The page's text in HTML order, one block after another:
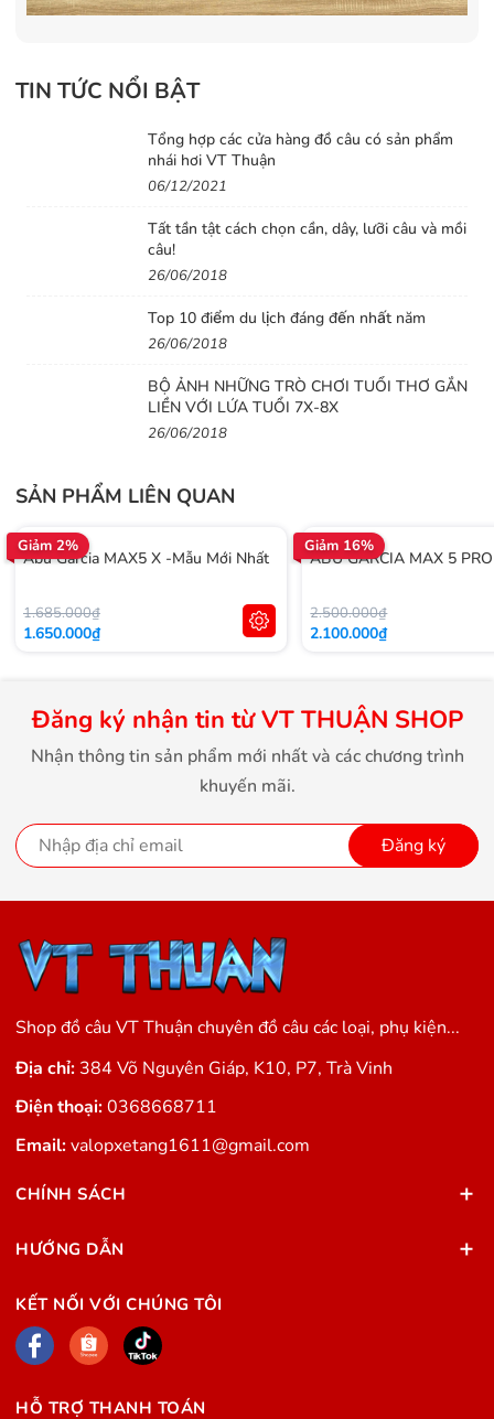
TIN TỨC NỔI BẬT
Tổng hợp các cửa hàng đồ câu có sản phẩm
nhái hơi VT Thuận
06/12/2021
Tất tần tật cách chọn cần, dây, lưỡi câu và mồi
câu!
26/06/2018
Top 10 điểm du lịch đáng đến nhất năm
26/06/2018
BỘ ẢNH NHỮNG TRÒ CHƠI TUỔI THƠ GẮN
LIỀN VỚI LỨA TUỔI 7X-8X
26/06/2018
SẢN PHẨM LIÊN QUAN
Giảm 2%
Abu Garcia MAX5 X -Mẫu Mới Nhất
1.685.000₫
1.650.000₫
Giảm 16%
ABU GARCIA MAX 5 PRO
2.500.000₫
2.100.000₫
Đăng ký nhận tin từ VT THUẬN SHOP
Nhận thông tin sản phẩm mới nhất và các chương trình
khuyến mãi.
Đăng ký
Shop đồ câu VT Thuận chuyên đồ câu các loại, phụ kiện...
Địa chỉ: 384 Võ Nguyên Giáp, K10, P7, Trà Vinh
Điện thoại:0368668711
Email:valopxetang1611@gmail.com
CHÍNH SÁCH
HƯỚNG DẪN
KẾT NỐI VỚI CHÚNG TÔI
HỖ TRỢ THANH TOÁN